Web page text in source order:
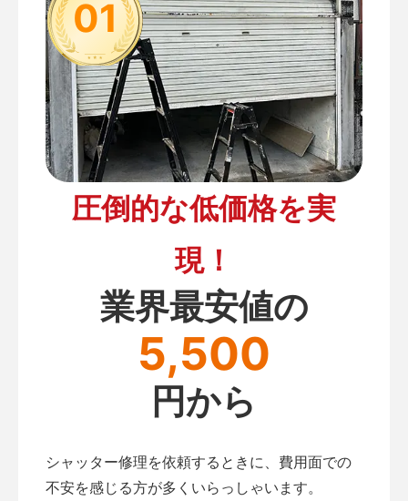
01
圧倒的な低価格を実
現！
業界最安値の
5,500
円から
シャッター修理を依頼するときに、費用面での
不安を感じる方が多くいらっしゃいます。